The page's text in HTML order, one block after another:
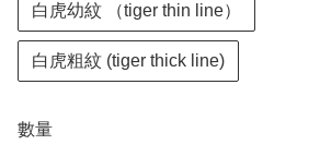
白虎幼紋 （tiger thin line）
白虎粗紋 (tiger thick line)
數量